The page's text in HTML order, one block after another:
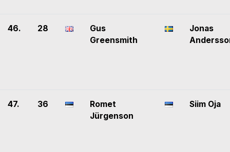
46. 28
Gus
Greensmith
Jonas
47. 36
Romet
Jürgenson
Siim Oja